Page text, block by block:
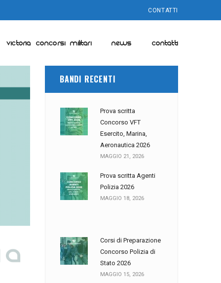
CONTATTI
VICTORIA CONCORSI MILITARI NEWS CONTATTI
BANDI RECENTI
Prova scritta
Concorso VFT
Esercito, Marina,
Aeronautica 2026
MAGGIO 21, 2026
Prova scritta Agenti
Polizia 2026
MAGGIO 18, 2026
Corsi di Preparazione
Concorso Polizia di
Stato 2026
MAGGIO 15, 2026